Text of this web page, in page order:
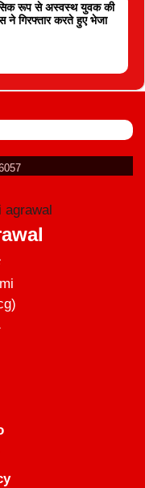
रूप से अस्वस्थ युवक की
ने गिरफ्तार करते हुए भेजा